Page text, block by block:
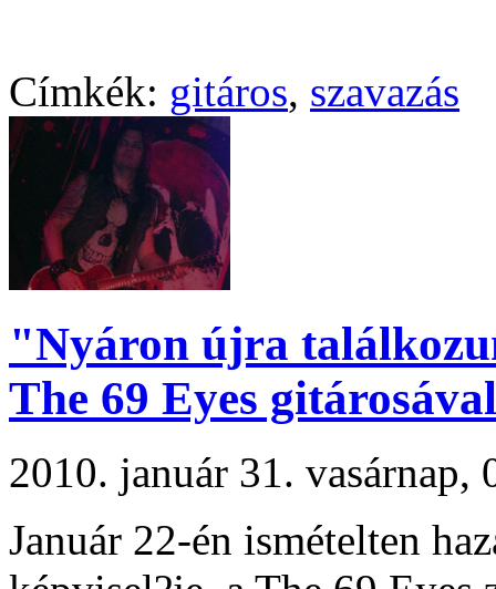
Címkék: gitáros, szavazás
"Nyáron újra
The 69 Eyes gitárosával
2010. január 31.
Január 22-én ismételten